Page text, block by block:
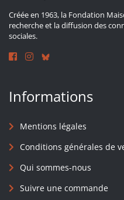
Créée en 1963, la Fondation
recherche et la diffusion des
sociales.
Informations
Mentions légales
Conditions générales de
Qui sommes-nous
Suivre une commande